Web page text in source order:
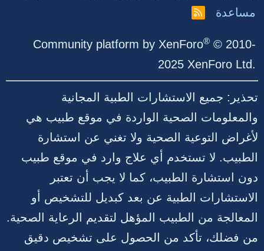
مساعدة
R
Community platform by XenForo® © 2010-
2025 XenForo Ltd.
تحذير: جميع الاستشارات الطبية المجانية
والمعلومات الصحية الواردة في موقع طبيب هي
لأغراض التوعية الصحية ولا تغني عن استشارة
الطبيب. لا تستخدم أي علاج وارد في موقع طبيب
دون استشارة الطبيب، كما لا يجب أن تعتبر
الاستشارات الطبية عن بعد كبديل للتشخيص أو
المعالجة من الطبيب المؤهل لتقديم الرعاية الصحية.
من فضلك، تأكد من الحصول على تشخيص دقيق